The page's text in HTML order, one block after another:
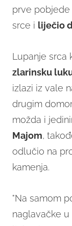
prve pobjede
srce i liječio
Lupanje srca
zlarinsku
izlazi iz vale
drugim
možda i
Majom,
odlučio na
kamenja.
"Na samom
naglavačke